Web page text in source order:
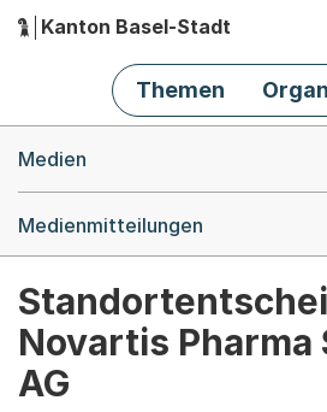
Hauptnavigation
Kanton Basel-Stadt
Themen
Medien
Medienmitteilungen
Novartis Pharma
AG